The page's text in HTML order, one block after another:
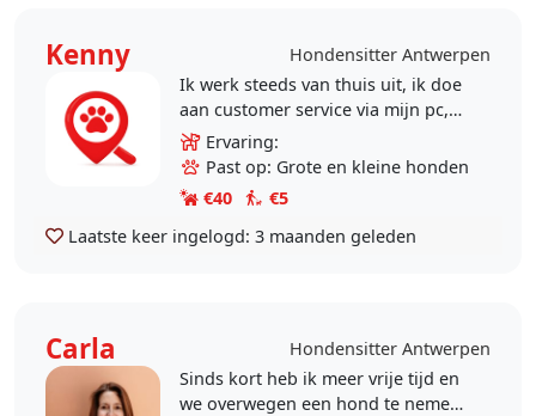
Kenny
Hondensitter Antwerpen
Ik werk steeds van thuis uit, ik doe
aan customer service via mijn pc,
hierdoor heb ik tijd genoeg om ook
aandacht te geven aan een lieve
hond die..
Ervaring:
Past op: Grote en kleine honden
€40
€5
Laatste keer ingelogd: 3 maanden geleden
Carla
Hondensitter Antwerpen
Sinds kort heb ik meer vrije tijd en
we overwegen een hond te nemen